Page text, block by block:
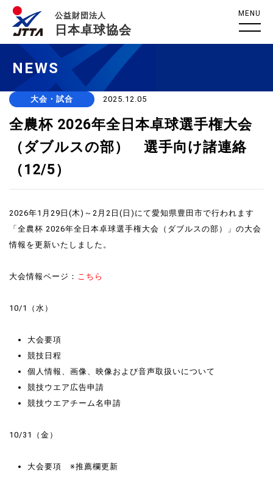
公益財団法人
日本卓球協会
MENU
NEWS
大会・試合 2025.12.05
全農杯 2026年全日本卓球選手権大会
（ダブルスの部） 選手向け諸連絡
（12/5）
2026年1月29日(木)～2月2日(日)にて愛知県豊田市で行われます
「全農杯 2026年全日本卓球選手権大会（ダブルスの部）」の大会
情報を更新いたしました。
大会情報ページ： こちら
10/1（水）
大会要項
競技日程
個人情報、画像、映像および音声取扱いについて
競技ウエア広告申請
競技ウエアチーム名申請
10/31（金）
大会要項 ※推薦欄更新